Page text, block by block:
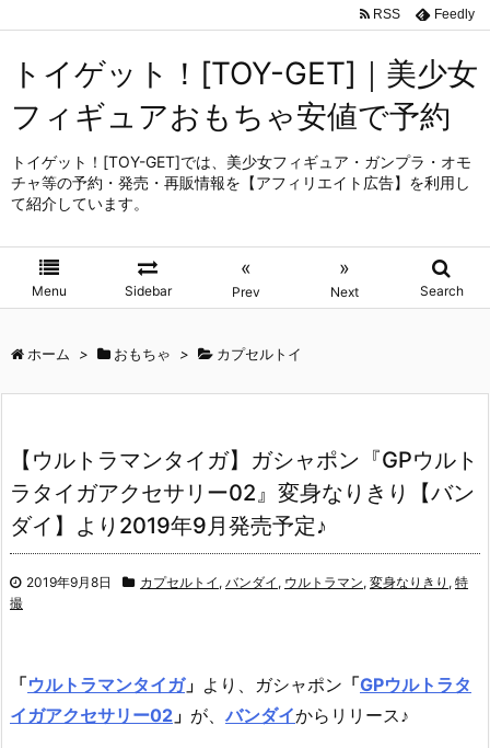
トイゲット！[TOY-GET]｜美少女
フィギュアおもちゃ安値で予約
トイゲット！[TOY-GET]では、美少女フィギュア・ガンプラ・オモ
チャ等の予約・発売・再販情報を【アフィリエイト広告】を利用し
て紹介しています。
Menu Sidebar
«
Prev
»
Next Search
RSS Feedly
ホーム > おもちゃ > カプセルトイ
【ウルトラマンタイガ】ガシャポン『GPウルト
ラタイガアクセサリー02』変身なりきり【バン
ダイ】より2019年9月発売予定♪
2019年9月8日 カプセルトイ , バンダイ , ウルトラマン, 変身なりきり , 特
撮
「ウルトラマンタイガ」 より、 ガシャポン 「GPウルトラタ
イガアクセサリー02 」 が、バンダイからリリース♪